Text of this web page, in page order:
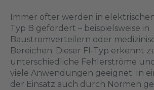
Immer öfter werden in
Typ B gefordert – beispielsweise in
Baustromverteilern oder
Bereichen. Dieser FI-Typ erkennt
unterschiedliche Fehlerströme
viele Anwendungen geeignet. In
der Einsatz auch durch Normen